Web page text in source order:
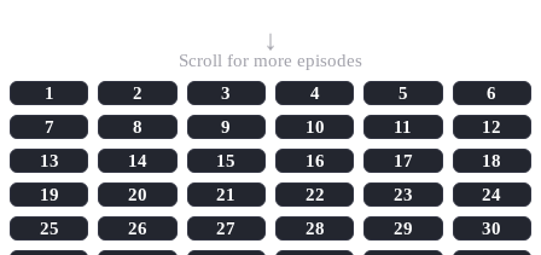
↓
Scroll for more episodes
1
2 3 4 5
6
7
8 9 10 11
12
13
14 15 16 17
18
19
20 21 22 23
24
25
26 27 28 29
30